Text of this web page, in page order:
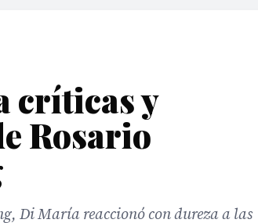
críticas y
Rosario
Di María reaccionó con dureza a las